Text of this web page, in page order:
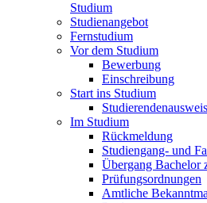
Studium
Studienangebot
Fernstudium
Vor dem Studium
Bewerbung
Einschreibung
Start ins Studium
Studierendenausweis
Im Studium
Rückmeldung
Studiengang- und
Übergang Bachelor
Prüfungsordnungen
Amtliche